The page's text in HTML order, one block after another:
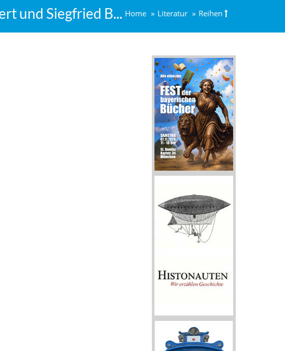
und Siegfried B... Home Literatur Reihen